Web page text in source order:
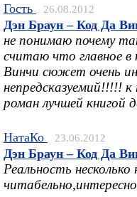
Гость 26.08.2012
Дэн Браун – Код Да
не понимаю почему
считаю что главное
Винчи сюжет очень
непредсказуемий!!!!!
роман лучшей книгой
НатаКо 23.06.2012
Дэн Браун – Код Да
Реальность